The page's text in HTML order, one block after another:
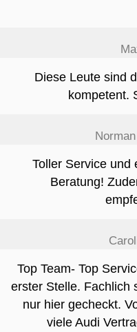
Diese Leute sind
kompetent.
Toller Service und
Beratung!
Top Team- Top
erster Stelle. Fachlich
nur hier gecheckt.
viele Audi